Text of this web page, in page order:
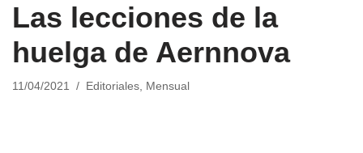
Las lecciones de la
huelga de Aernnova
11/04/2021 Editoriales, Mensual